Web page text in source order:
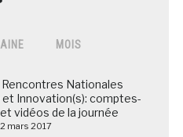
MOIS
Nationales
et Innovation(s): comptes-
vidéos de la journée
mars 2017